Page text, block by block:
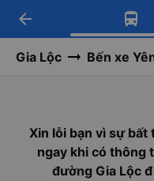
Tải app
Nhận ưu
Tải app
-30k/ghế
arrow_back
Gia Lộc Bến xe
Xin lỗi bạn vì sự bất
ngay khi có thông
đường Gia Lộc